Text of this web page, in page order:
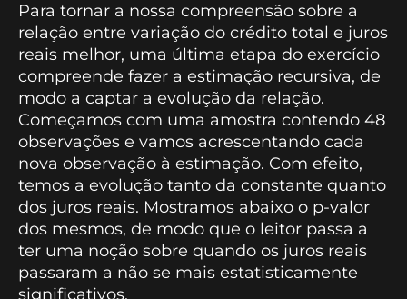
Para tornar a nossa compreensão sobre a
relação entre variação do crédito total e juros
reais melhor, uma última etapa do exercício
compreende fazer a estimação recursiva, de
modo a captar a evolução da relação.
Começamos com uma amostra contendo 48
observações e vamos acrescentando cada
nova observação à estimação. Com efeito,
temos a evolução tanto da constante quanto
dos juros reais. Mostramos abaixo o p-valor
dos mesmos, de modo que o leitor passa a
ter uma noção sobre quando os juros reais
passaram a não se mais estatisticamente
significativos.